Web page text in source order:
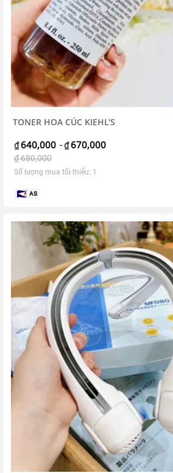
TONER HOA CÚC KIEHL'S
₫640,000 -₫670,000
₫680,000
Số lượng mua tối thiểu: 1
AS